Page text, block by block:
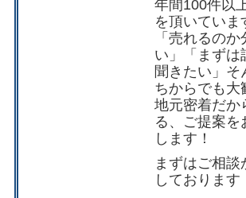
年間100件以
を頂いていま
「売れるの
い」「まずは
聞きたい」そ
ちからでも大
地元密着だか
る、ご提案を
します！
まずはご相談
しております